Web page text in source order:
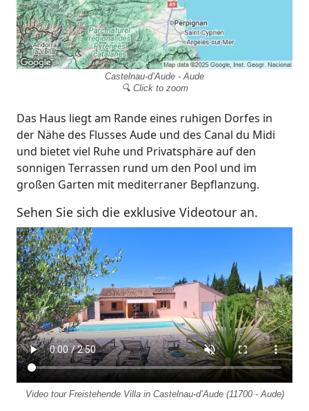
Castelnau-d’Aude - Aude
🔍 Click to zoom
Das Haus liegt am Rande eines ruhigen Dorfes in
der Nähe des Flusses Aude und des Canal du Midi
und bietet viel Ruhe und Privatsphäre auf den
sonnigen Terrassen rund um den Pool und im
großen Garten mit mediterraner Bepflanzung.
Sehen Sie sich die exklusive Videotour an.
Video tour Freistehende Villa in Castelnau-d’Aude (11700 - Aude)